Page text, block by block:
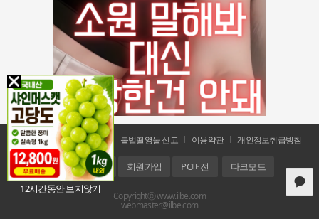
공지사항 문의 및 신고 불법촬영물 신고 이용약관 개인정보취급방침
홈 로그인 회원가입 PC버전 다크모드
Copyrightⓒ www.ilbe.com
webmaster@ilbe.com
12시간동안 보지않기